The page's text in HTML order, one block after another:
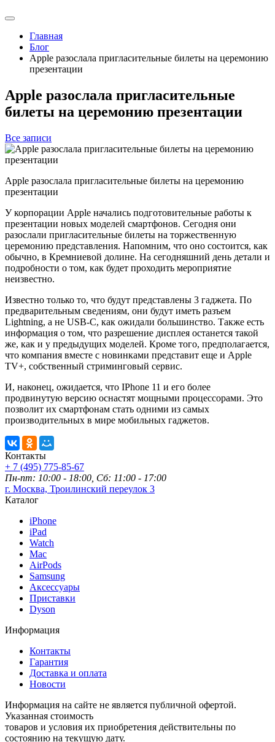
Главная
Блог
Apple разослала пригласительные билеты на церемонию
презентации
Apple разослала пригласительные
билеты на церемонию презентации
Все записи
Apple разослала пригласительные билеты на церемонию
презентации
У корпорации Apple начались подготовительные работы к
презентации новых моделей смартфонов. Сегодня они
разослали пригласительные билеты на торжественную
церемонию представления. Напомним, что оно состоится, как
обычно, в Кремниевой долине. На сегодняшний день детали и
подробности о том, как будет проходить мероприятие
неизвестно.
Известно только то, что будут представлены 3 гаджета. По
предварительным сведениям, они будут иметь разъем
Lightning, а не USB-C, как ожидали большинство. Также есть
информация о том, что разрешение дисплея останется такой
же, как и у предыдущих моделей. Кроме того, предполагается,
что компания вместе с новинками представит еще и Apple
TV+, собственный стриминговый сервис.
И, наконец, ожидается, что IPhone 11 и его более
продвинутую версию оснастят мощными процессорами. Это
позволит их смартфонам стать одними из самых
производительных в мире мобильных гаджетов.
Контакты
+ 7 (495) 775-85-67
Пн-пт: 10:00 - 18:00, Сб: 11:00 - 17:00
г. Москва, Троилинский переулок 3
Каталог
iPhone
iPad
Watch
Mac
AirPods
Samsung
Аксессуары
Приставки
Dyson
Информация
Контакты
Гарантия
Доставка и оплата
Новости
Информация на сайте не является публичной офертой.
Указанная стоимость
товаров и условия их приобретения действительны по
состоянию на текущую дату.